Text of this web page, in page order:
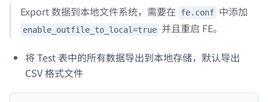
Export 数据到本地文件系统，需要在 fe.conf 中添加
enable_outfile_to_local=true 并且重启 FE。
将 Test 表中的所有数据导出到本地存储，默认导出
CSV 格式文件